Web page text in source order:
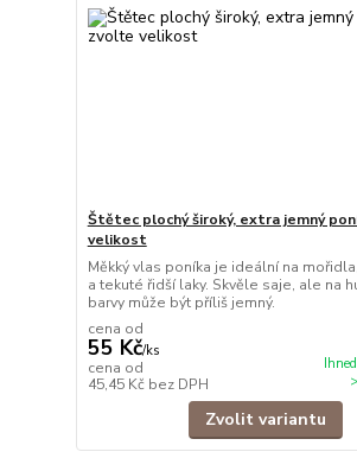
Štětec plochý široký, extra jemný
velikost
Měkký vlas poníka je ideální na
a tekuté řidší laky. Skvěle saje, ale na
barvy může být příliš jemný.
cena od
55 Kč/ks
cena od
45,45 Kč bez DPH
Zvolit variantu